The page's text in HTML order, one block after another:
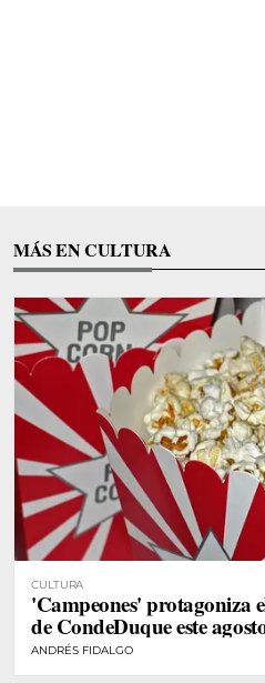
MÁS EN CULTURA
CULTURA
'Campeones' protagoniza
de CondeDuque este
ANDRÉS FIDALGO